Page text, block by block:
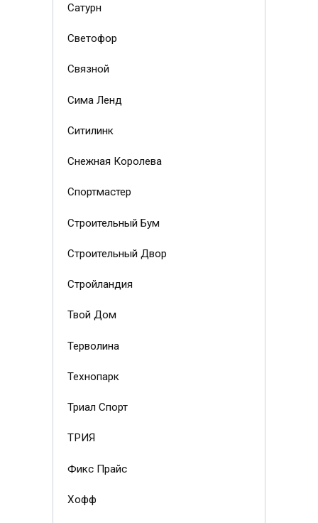
Сатурн
Светофор
Связной
Сима Ленд
Ситилинк
Снежная Королева
Спортмастер
Строительный Бум
Строительный Двор
Стройландия
Твой Дом
Терволина
Технопарк
Триал Спорт
ТРИЯ
Фикс Прайс
Хофф